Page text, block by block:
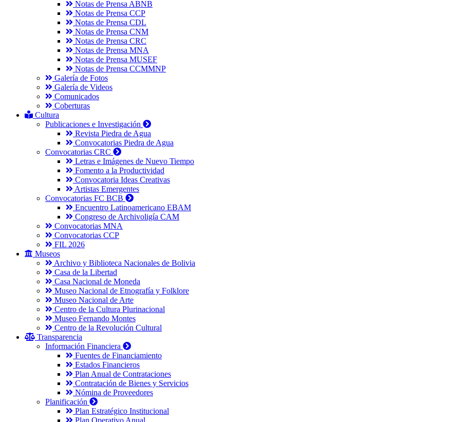
Notas de Prensa ABNB
Notas de Prensa CCP
Notas de Prensa CDL
Notas de Prensa CNM
Notas de Prensa CRC
Notas de Prensa MNA
Notas de Prensa MUSEF
Notas de Prensa CCMMNP
Galería de Fotos
Galería de Videos
Comunicados
Coberturas
Cultura
Publicaciones e Investigación
Revista Piedra de Agua
Convocatorias Piedra de Agua
Convocatorias CRC
Letras e Imágenes de Nuevo Tiempo
Fomento a la Productividad
Convocatoria Ideas Creativas
Artistas Emergentes
Convocatorias FC BCB
Encuentro Latinoamericano EBAM
Congreso de Archivoligía CAM
Convocatorias MNA
Convocatorias CCP
FIL 2026
Museos
Archivo y Biblioteca Nacionales de Bolivia
Casa de la Libertad
Casa Nacional de Moneda
Museo Nacional de Etnografía y Folklore
Museo Nacional de Arte
Centro de la Cultura Plurinacional
Museo Fernando Montes
Centro de la Revolución Cultural
Transparencia
Información Financiera
Fuentes de Financiamiento
Estados Financieros
Plan Anual de Contrataciones
Contratación de Bienes y Servicios
Nómina de Proveedores
Planificación
Plan Estratégico Institucional
Plan Operativo Anual